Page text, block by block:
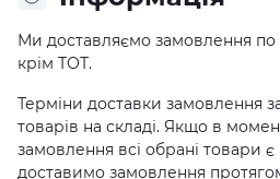
Ми доставляємо замовлення по
крім ТОТ.
Терміни доставки замовлення
товарів на складі. Якщо в
замовлення всі обрані товари є
доставимо замовлення